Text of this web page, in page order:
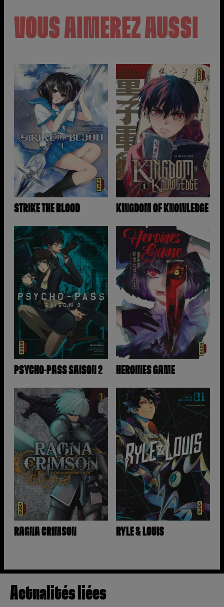
VOUS AIMEREZ AUSSI
STRIKE THE BLOOD KINGDOM OF KNOWLEDGE
PSYCHO-PASS SAISON 2 HEROINES GAME
RAGNA CRIMSON RYLE & LOUIS
Actualités liées